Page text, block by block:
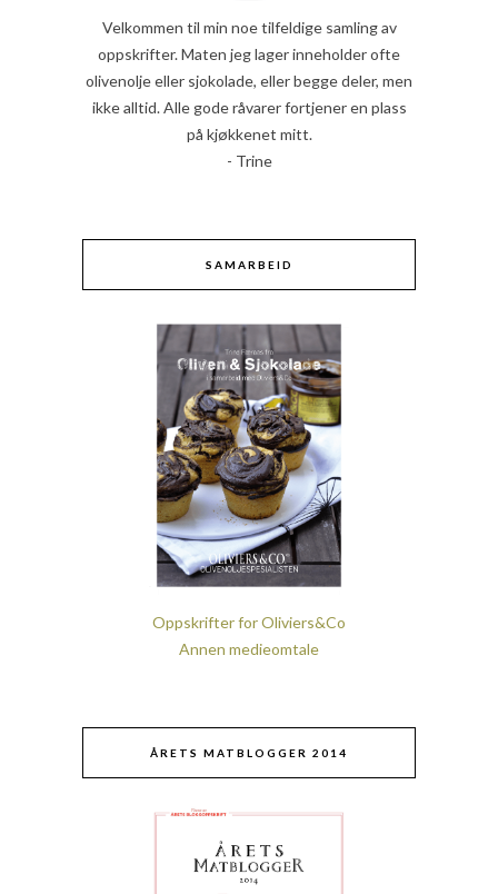
Velkommen til min noe tilfeldige samling av
oppskrifter. Maten jeg lager inneholder ofte
olivenolje eller sjokolade, eller begge deler, men
ikke alltid. Alle gode råvarer fortjener en plass
på kjøkkenet mitt.
- Trine
SAMARBEID
Oppskrifter for Oliviers&Co
Annen medieomtale
ÅRETS MATBLOGGER 2014